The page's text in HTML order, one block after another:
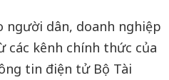
người dân, doanh nghiệp
kênh chính thức của
tin điện tử Bộ Tài